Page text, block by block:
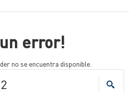
error!
no se encuentra disponible.